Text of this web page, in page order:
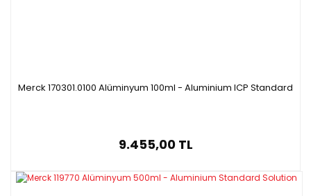
Merck 170301.0100 Alüminyum 100ml - Aluminium ICP Standard
9.455,00 TL